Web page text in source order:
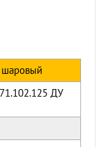
ДУ